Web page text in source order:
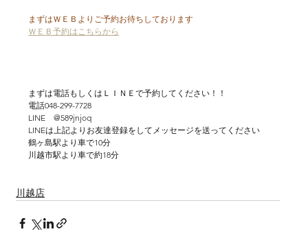
まずはＷＥＢよりご予約お待ちしております
ＷＥＢ予約はこちらから
まずは電話もしくはＬＩＮＥで予約してください！！
電話048-299-7728
LINE　@589jnjoq
LINEは上記よりお友達登録をしてメッセージを送ってください
鶴ヶ島駅より車で10分
川越市駅より車で約18分
川越店